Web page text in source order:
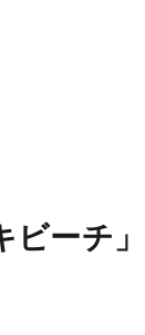
ビーチ